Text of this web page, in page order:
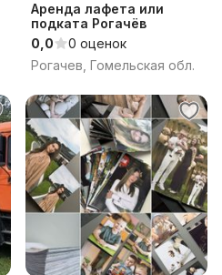
Аренда лафета или
подката Рогачёв
0,0
0 оценок
Рогачев, Гомельская обл.